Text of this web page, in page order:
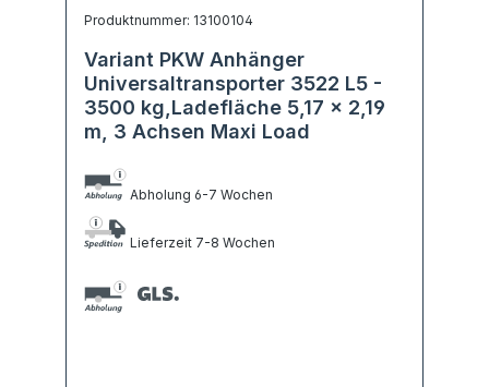
Produktnummer: 13100104
Variant PKW Anhänger
Universaltransporter 3522 L5 -
3500 kg,Ladefläche 5,17 x 2,19
m, 3 Achsen Maxi Load
Abholung 6-7 Wochen
Lieferzeit 7-8 Wochen